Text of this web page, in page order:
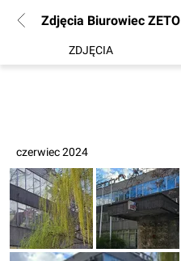
Zdjęcia Biurowiec ZETO
ZDJĘCIA
czerwiec 2024